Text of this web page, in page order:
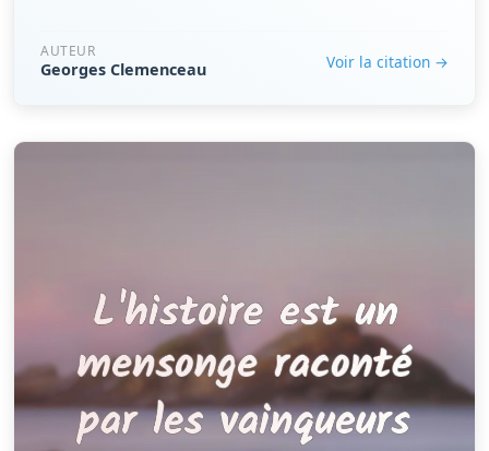
AUTEUR
Georges Clemenceau Voir la citation →